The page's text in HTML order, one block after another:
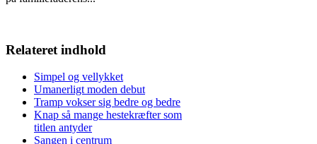
Relateret indhold
Simpel og vellykket
Umanerligt moden debut
Tramp vokser sig bedre og bedre
Knap så mange hestekræfter som
titlen antyder
Sangen i centrum